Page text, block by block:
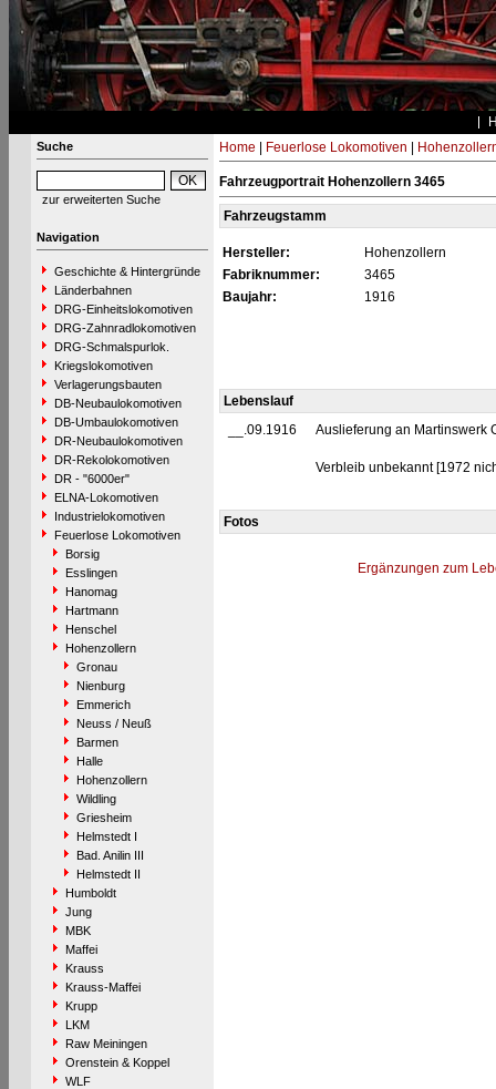
Suche
zur erweiterten Suche
Navigation
Geschichte & Hintergründe
Länderbahnen
DRG-Einheitslokomotiven
DRG-Zahnradlokomotiven
DRG-Schmalspurlok.
Kriegslokomotiven
Verlagerungsbauten
DB-Neubaulokomotiven
DB-Umbaulokomotiven
DR-Neubaulokomotiven
DR-Rekolokomotiven
DR - "6000er"
ELNA-Lokomotiven
Industrielokomotiven
Feuerlose Lokomotiven
Borsig
Esslingen
Hanomag
Hartmann
Henschel
Hohenzollern
Gronau
Nienburg
Emmerich
Neuss / Neuß
Barmen
Halle
Hohenzollern
Wildling
Griesheim
Helmstedt I
Bad. Anilin III
Helmstedt II
Humboldt
Jung
MBK
Maffei
Krauss
Krauss-Maffei
Krupp
LKM
Raw Meiningen
Orenstein & Koppel
WLF
Home Feuerlose Lokomotiven
Fahrzeugportrait Hohenzollern 3465
Fahrzeugstamm
Hersteller:
Hohenzollern
Fabriknummer:
3465
Baujahr:
1916
Lebenslauf
__.09.1916
Auslieferung an Martinswerk
Verbleib unbekannt [1972
Fotos
Ergänzungen zum